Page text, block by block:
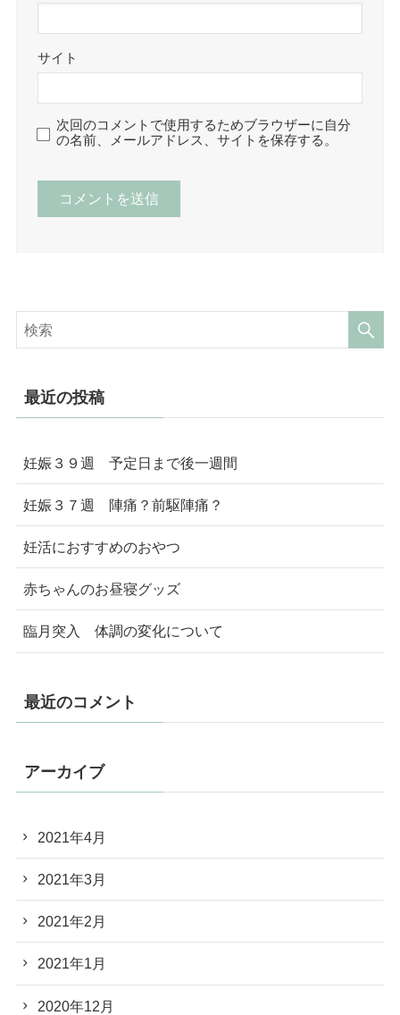
サイト
次回のコメントで使用するためブラウザーに自分
の名前、メールアドレス、サイトを保存する。
最近の投稿
妊娠３９週 予定日まで後一週間
妊娠３７週 陣痛？前駆陣痛？
妊活におすすめのおやつ
赤ちゃんのお昼寝グッズ
臨月突入 体調の変化について
最近のコメント
アーカイブ
2021年4月
2021年3月
2021年2月
2021年1月
2020年12月